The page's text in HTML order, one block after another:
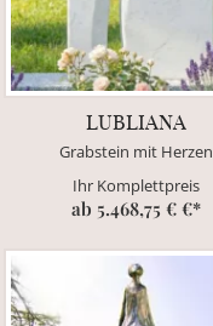
LUBLIANA
Grabstein mit Herzen
Ihr Komplettpreis
ab 5.468,75 € €*